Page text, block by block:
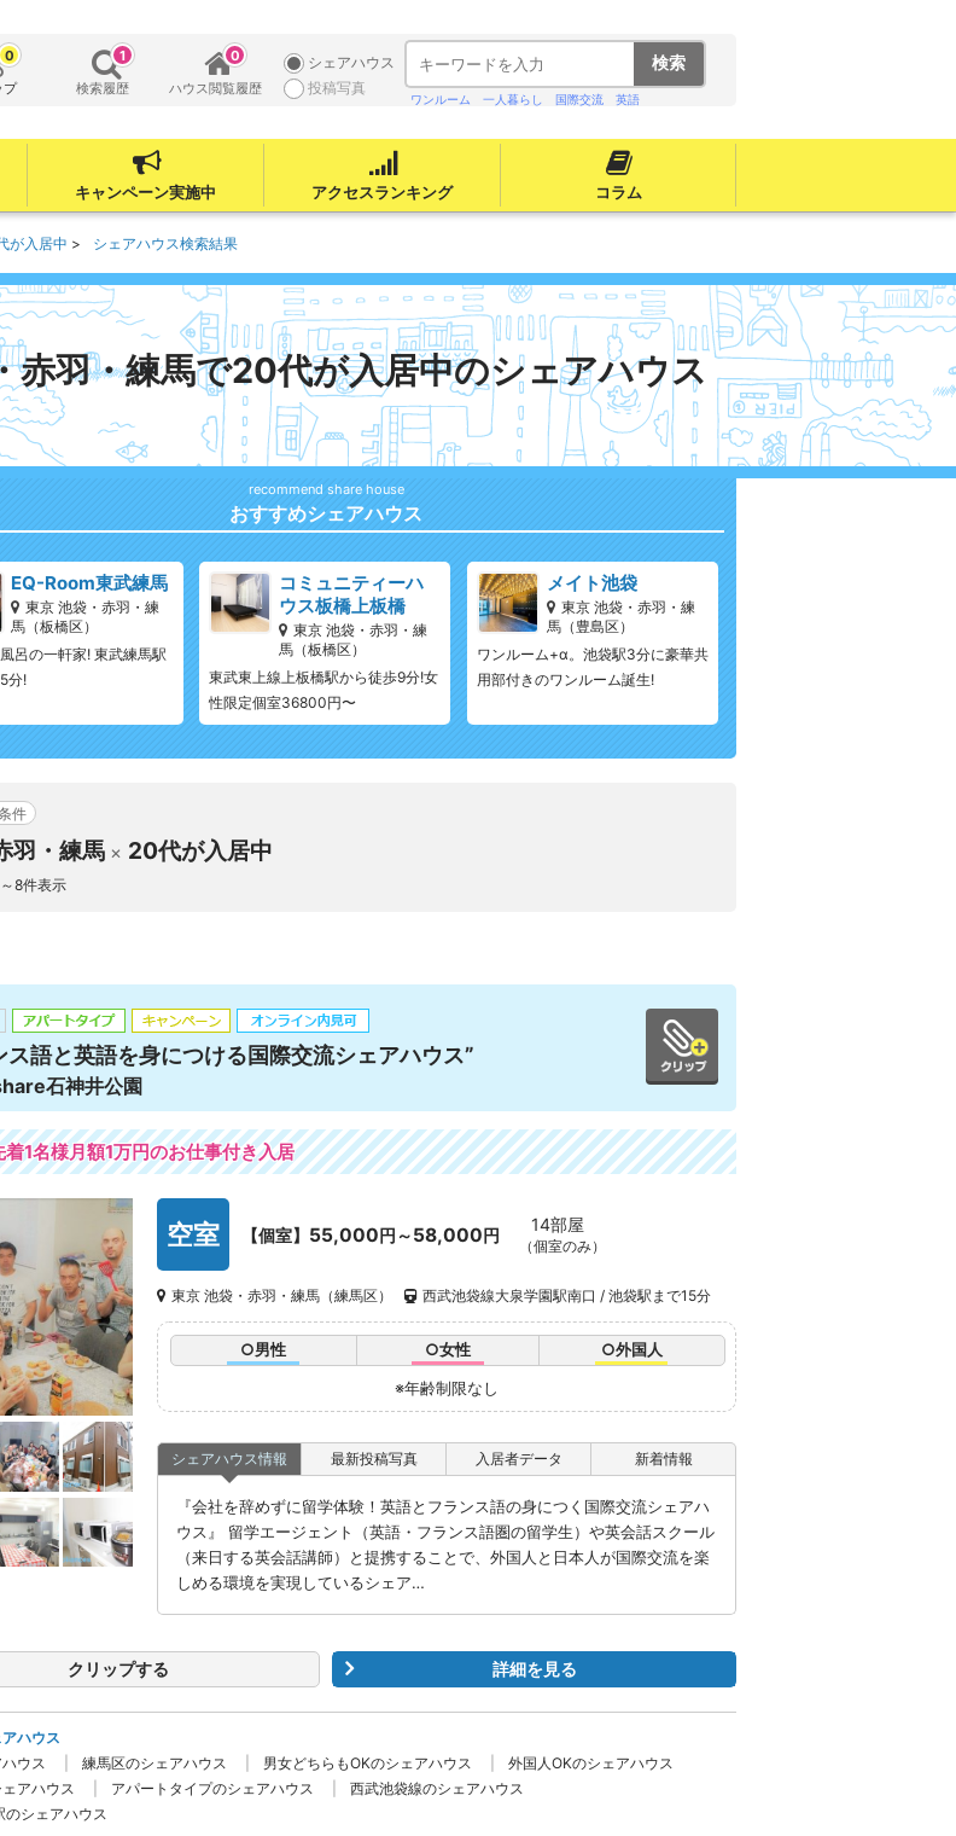
プ
0
検索履歴
1
ハウス閲覧履歴
0
シェアハウス
投稿写真
ワンルーム 一人暮らし 国際交流 英語
キャンペーン実施中 アクセスランキング コラム
が入居中 シェアハウス検索結果
赤羽・練馬で20代が入居中のシェアハウス
おすすめシェアハウス
EQ-Room東武練馬
東京 池袋・赤羽・練
馬（板橋区）
呂の一軒家! 東武練馬駅
分!
コミュニティーハ
ウス板橋上板橋
東京 池袋・赤羽・練
馬（板橋区）
東武東上線上板橋駅から徒歩9分!女
性限定個室36800円〜
メイト池袋
東京 池袋・赤羽・練
馬（豊島区）
ワンルーム+α。池袋駅3分に豪華共
用部付きのワンルーム誕生!
件
羽・練馬 20代が入居中
8件表示
ス語と英語を身につける国際交流シェアハウス”
石神井公園
着1名様月額1万円のお仕事付き入居
空室 【個室】 55,000円～58,000円 14部屋
（個室のみ）
東京 池袋・赤羽・練馬（練馬区） 西武池袋線大泉学園駅南口 / 池袋駅まで15分
○男性 ○女性
○外国人
※年齢制限なし
シェアハウス情報
『会社を辞めずに留学体験！英語とフランス語の身につく国際交流シェアハ
ウス』 留学エージェント（英語・フランス語圏の留学生）や英会話スクール
（来日する英会話講師）と提携することで、外国人と日本人が国際交流を楽
しめる環境を実現しているシェア…
最新投稿写真 入居者データ 新着情報
クリップ 詳細を見る
ハウス
ウス
練馬区のシェアハウス 男女どちらもOKのシェアハウス
外国人OKのシェアハウス
アハウス
アパートタイプのシェアハウス
西武池袋線のシェアハウス
のシェアハウス